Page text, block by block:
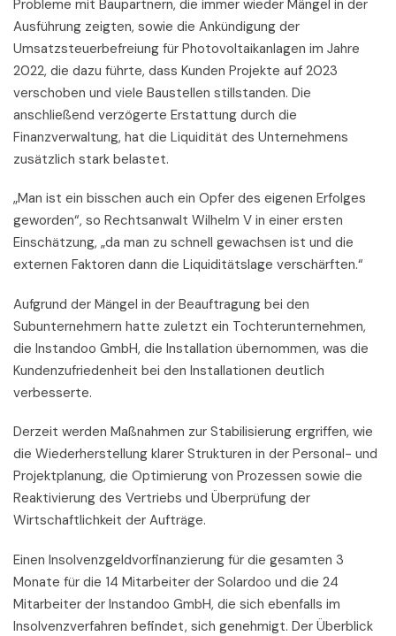
Probleme mit Baupartnern, die immer wieder Mängel in der
Ausführung zeigten, sowie die Ankündigung der
Umsatzsteuerbefreiung für Photovoltaikanlagen im Jahre
2022, die dazu führte, dass Kunden Projekte auf 2023
verschoben und viele Baustellen stillstanden. Die
anschließend verzögerte Erstattung durch die
Finanzverwaltung, hat die Liquidität des Unternehmens
zusätzlich stark belastet.
„Man ist ein bisschen auch ein Opfer des eigenen Erfolges
geworden“, so Rechtsanwalt Wilhelm V in einer ersten
Einschätzung, „da man zu schnell gewachsen ist und die
externen Faktoren dann die Liquiditätslage verschärften.“
Aufgrund der Mängel in der Beauftragung bei den
Subunternehmern hatte zuletzt ein Tochterunternehmen,
die Instandoo GmbH, die Installation übernommen, was die
Kundenzufriedenheit bei den Installationen deutlich
verbesserte.
Derzeit werden Maßnahmen zur Stabilisierung ergriffen, wie
die Wiederherstellung klarer Strukturen in der Personal- und
Projektplanung, die Optimierung von Prozessen sowie die
Reaktivierung des Vertriebs und Überprüfung der
Wirtschaftlichkeit der Aufträge.
Einen Insolvenzgeldvorfinanzierung für die gesamten 3
Monate für die 14 Mitarbeiter der Solardoo und die 24
Mitarbeiter der Instandoo GmbH, die sich ebenfalls im
Insolvenzverfahren befindet, sich genehmigt. Der Überblick